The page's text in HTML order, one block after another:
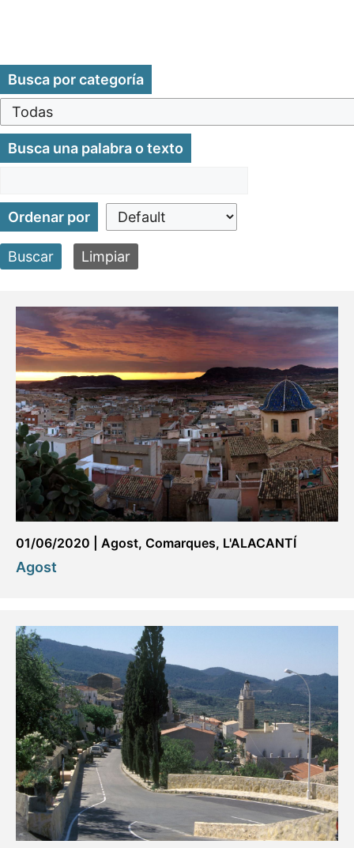
Busca por categoría
Busca una palabra o texto
Ordenar por
Buscar Limpiar
01/06/2020 Agost, Comarques, L'ALACANTÍ
Agost